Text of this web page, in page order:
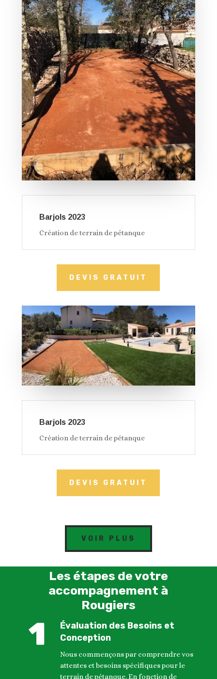
Barjols 2023
Création de terrain de pétanque
DEVIS GRATUIT
Barjols 2023
Création de terrain de pétanque
DEVIS GRATUIT
VOIR PLUS
Les étapes de votre
accompagnement à
Rougiers
Évaluation des Besoins et
Conception
Nous commençons par comprendre vos
attentes et besoins spécifiques pour le
terrain de pétanque. En fonction de